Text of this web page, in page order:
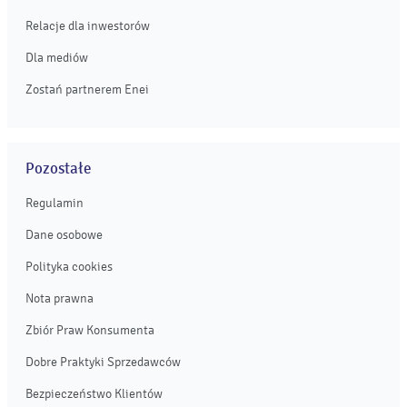
Relacje dla inwestorów
Dla mediów
Zostań partnerem Enei
Pozostałe
Regulamin
Dane osobowe
Polityka cookies
Nota prawna
Zbiór Praw Konsumenta
Dobre Praktyki Sprzedawców
Bezpieczeństwo Klientów